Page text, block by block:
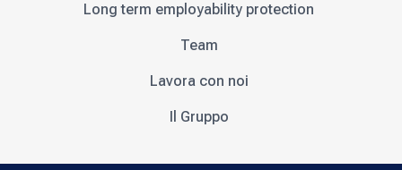
Long term employability protection
Team
Lavora con noi
Il Gruppo